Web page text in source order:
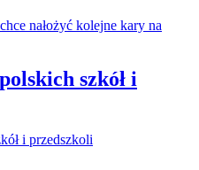
szkół i